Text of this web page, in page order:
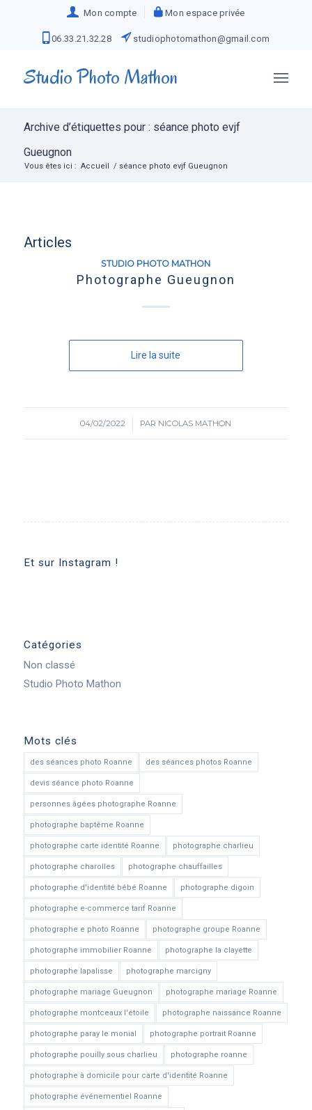
Mon compte Mon espace privée
06.33.21.32.28 studiophotomathon@gmail.com
Studio Photo Mathon
Archive d’étiquettes pour : séance photo evjf
Gueugnon
Vous êtes ici : Accueil / séance photo evjf Gueugnon
Articles
STUDIO PHOTO MATHON
Photographe Gueugnon
Lire la suite
04/02/2022
/ PAR NICOLAS MATHON
Et sur Instagram !
Catégories
Non classé
Studio Photo Mathon
Mots clés
des séances photo Roanne des séances photos Roanne
devis séance photo Roanne
personnes âgées photographe Roanne
photographe baptême Roanne
photographe carte identité Roanne photographe charlieu
photographe charolles photographe chauffailles
photographe d'identité bébé Roanne photographe digoin
photographe e-commerce tarif Roanne
photographe e photo Roanne photographe groupe Roanne
photographe immobilier Roanne photographe la clayette
photographe lapalisse photographe marcigny
photographe mariage Gueugnon photographe mariage Roanne
photographe montceaux l'étoile photographe naissance Roanne
photographe paray le monial photographe portrait Roanne
photographe pouilly sous charlieu photographe roanne
photographe à domicile pour carte d'identité Roanne
photographe événementiel Roanne